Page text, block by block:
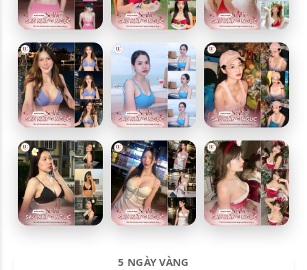
5 NGÀY VÀNG